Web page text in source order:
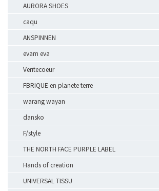
AURORA SHOES
caqu
ANSPINNEN
evam eva
Veritecoeur
FBRIQUE en planete terre
warang wayan
dansko
F/style
THE NORTH FACE PURPLE LABEL
Hands of creation
UNIVERSAL TISSU